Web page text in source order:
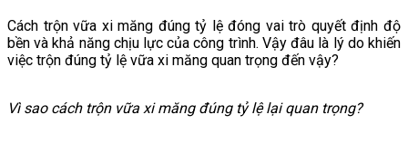
Cách trộn vữa xi măng đúng tỷ lệ đóng vai trò quyết định độ
bền và khả năng chịu lực của công trình. Vậy đâu là lý do khiến
việc trộn đúng tỷ lệ vữa xi măng quan trọng đến vậy?
Vì sao cách trộn vữa xi măng đúng tỷ lệ lại quan trọng?